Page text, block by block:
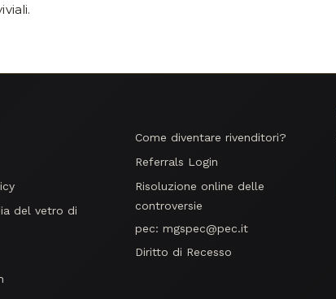
del vetro di
Come diventare rivenditori?
Referrals Login
Risoluzione online delle
controversie
pec: mgspec@pec.it
Diritto di Recesso